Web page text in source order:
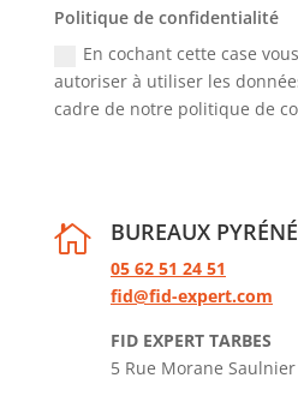
Politique de confidentialité
En cochant cette case
autoriser à utiliser les
cadre de notre politique de
 BUREAUX
05 62 51 24 51
fid@fid-expert.com
FID EXPERT TARBES
5 Rue Morane Saulnier